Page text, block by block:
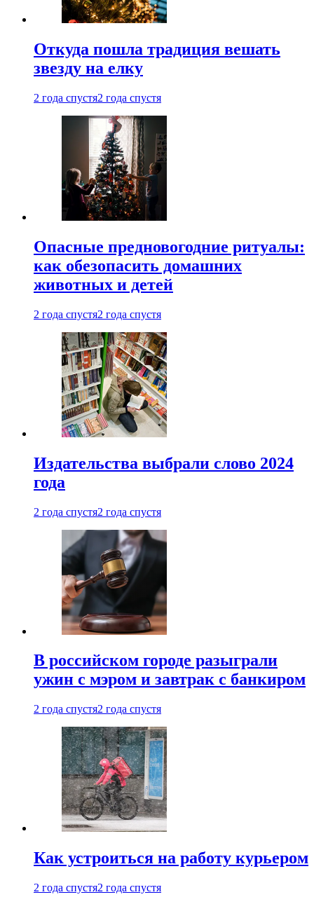
Откуда пошла традиция вешать
звезду на елку
2 года спустя2 года спустя
Опасные предновогодние ритуалы:
как обезопасить домашних
животных и детей
2 года спустя2 года спустя
Издательства выбрали слово 2024
года
2 года спустя2 года спустя
В российском городе разыграли
ужин с мэром и завтрак с банкиром
2 года спустя2 года спустя
Как устроиться на работу курьером
2 года спустя2 года спустя